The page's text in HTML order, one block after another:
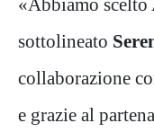
«Abbiamo
sottolineato
collaborazione
e grazie al